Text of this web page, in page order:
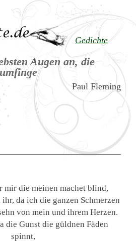
Gedichte
Augen an, die
Paul Fleming
mir die meinen machet blind,
da ich die ganzen Schmerzen
von mein und ihrem Herzen.
die Gunst die güldnen Fäden
spinnt,